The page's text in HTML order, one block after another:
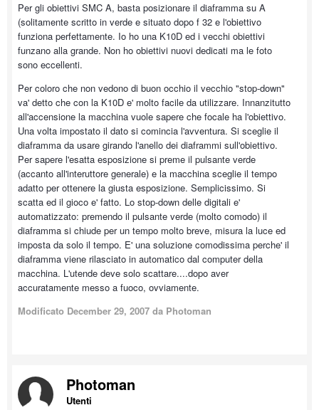
Per gli obiettivi SMC A, basta posizionare il diaframma su A
(solitamente scritto in verde e situato dopo f 32 e l'obiettivo
funziona perfettamente. Io ho una K10D ed i vecchi obiettivi
funzano alla grande. Non ho obiettivi nuovi dedicati ma le foto
sono eccellenti.
Per coloro che non vedono di buon occhio il vecchio "stop-down"
va' detto che con la K10D e' molto facile da utilizzare. Innanzitutto
all'accensione la macchina vuole sapere che focale ha l'obiettivo.
Una volta impostato il dato si comincia l'avventura. Si sceglie il
diaframma da usare girando l'anello dei diaframmi sull'obiettivo.
Per sapere l'esatta esposizione si preme il pulsante verde
(accanto all'interuttore generale) e la macchina sceglie il tempo
adatto per ottenere la giusta esposizione. Semplicissimo. Si
scatta ed il gioco e' fatto. Lo stop-down delle digitali e'
automatizzato: premendo il pulsante verde (molto comodo) il
diaframma si chiude per un tempo molto breve, misura la luce ed
imposta da solo il tempo. E' una soluzione comodissima perche' il
diaframma viene rilasciato in automatico dal computer della
macchina. L'utende deve solo scattare....dopo aver
accuratamente messo a fuoco, ovviamente.
Modificato December 29, 2007 da Photoman
Photoman
Utenti